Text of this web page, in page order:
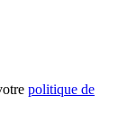
politique de